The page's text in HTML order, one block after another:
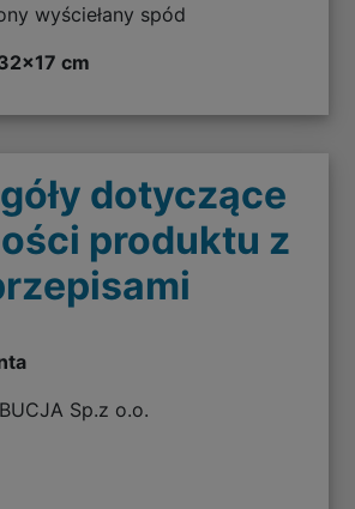
wyściełany spód
cm
dotyczące
produktu z
Sp.z o.o.